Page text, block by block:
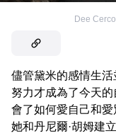
Dee
儘管黛米的感情生
努力才成為了今天
會了如何愛自己和
她和丹尼爾·胡姆建